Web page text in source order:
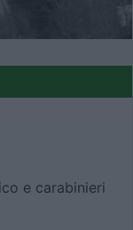
e carabinieri